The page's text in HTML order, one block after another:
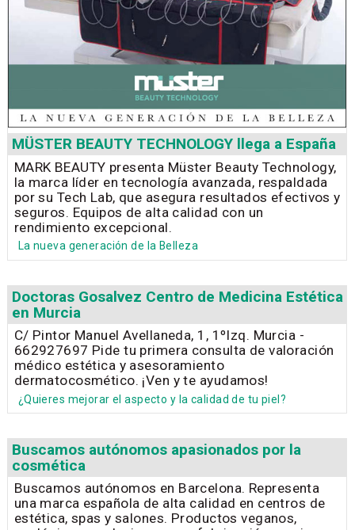
MÜSTER BEAUTY TECHNOLOGY llega a España
MARK BEAUTY presenta Müster Beauty Technology,
la marca líder en tecnología avanzada, respaldada
por su Tech Lab, que asegura resultados efectivos y
seguros. Equipos de alta calidad con un
rendimiento excepcional.
La nueva generación de la Belleza
Doctoras Gosalvez Centro de Medicina Estética
en Murcia
C/ Pintor Manuel Avellaneda, 1, 1ºIzq. Murcia -
662927697 Pide tu primera consulta de valoración
médico estética y asesoramiento
dermatocosmético. ¡Ven y te ayudamos!
¿Quieres mejorar el aspecto y la calidad de tu piel?
Buscamos autónomos apasionados por la
cosmética
Buscamos autónomos en Barcelona. Representa
una marca española de alta calidad en centros de
estética, spas y salones. Productos veganos,